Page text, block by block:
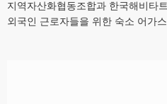
지역자산화협동조합과 한국해비타
외국인 근로자들을 위한 숙소 어가